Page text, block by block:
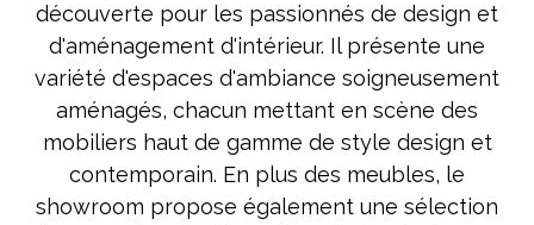
découverte pour les passionnés de design et
d'aménagement d'intérieur. Il présente une
variété d'espaces d'ambiance soigneusement
aménagés, chacun mettant en scène des
mobiliers haut de gamme de style design et
contemporain. En plus des meubles, le
showroom propose également une sélection